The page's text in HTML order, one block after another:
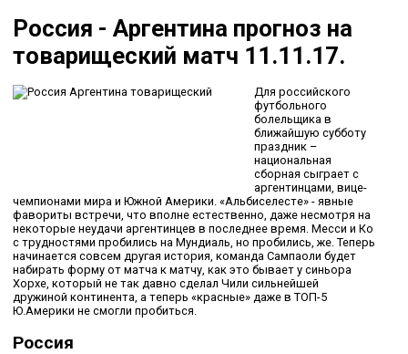
Россия - Аргентина прогноз на
товарищеский матч 11.11.17.
Для российского
футбольного
болельщика в
ближайшую субботу
праздник –
национальная
сборная сыграет с
аргентинцами, вице-
чемпионами мира и Южной Америки. «Альбиселесте» - явные
фавориты встречи, что вполне естественно, даже несмотря на
некоторые неудачи аргентинцев в последнее время. Месси и Ко
с трудностями пробились на Мундиаль, но пробились, же. Теперь
начинается совсем другая история, команда Сампаоли будет
набирать форму от матча к матчу, как это бывает у синьора
Хорхе, который не так давно сделал Чили сильнейшей
дружиной континента, а теперь «красные» даже в ТОП-5
Ю.Америки не смогли пробиться.
Россия